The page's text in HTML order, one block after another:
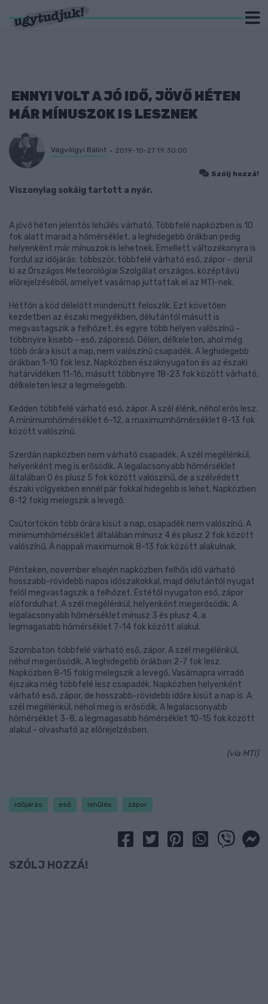
ENNYI VOLT A JÓ IDŐ, JÖVŐ HÉTEN
MÁR MÍNUSZOK IS LESZNEK
Vágvölgyi Bálint 2019-10-27 19:30:00
Szólj hozzá!
Viszonylag sokáig tartott a nyár.
A jövő héten jelentős lehűlés várható. Többfelé napközben is 10
fok alatt marad a hőmérséklet, a leghidegebb órákban pedig
helyenként már mínuszok is lehetnek. Emellett változékonyra is
fordul az időjárás: többször, többfelé várható eső, zápor - derül
ki az Országos Meteorológiai Szolgálat országos, középtávú
előrejelzéséből, amelyet vasárnap juttattak el az MTI-nek.
Hétfőn a köd délelőtt mindenütt feloszlik. Ezt követően
kezdetben az északi megyékben, délutántól másutt is
megvastagszik a felhőzet, és egyre több helyen valószínű -
többnyire kisebb - eső, záporeső. Délen, délkeleten, ahol még
több órára kisüt a nap, nem valószínű csapadék. A leghidegebb
órákban 1-10 fok lesz. Napközben északnyugaton és az északi
határvidéken 11-16, másutt többnyire 18-23 fok között várható,
délkeleten lesz a legmelegebb.
Kedden többfelé várható eső, zápor. A szél élénk, néhol erős lesz.
A minimumhőmérséklet 6-12, a maximumhőmérséklet 8-13 fok
között valószínű.
Szerdán napközben nem várható csapadék. A szél megélénkül,
helyenként meg is erősödik. A legalacsonyabb hőmérséklet
általában 0 és plusz 5 fok között valószínű, de a szélvédett
északi völgyekben ennél pár fokkal hidegebb is lehet. Napközben
8-12 fokig melegszik a levegő.
Csütörtökön több órára kisüt a nap, csapadék nem valószínű. A
minimumhőmérséklet általában mínusz 4 és plusz 2 fok között
valószínű. A nappali maximumok 8-13 fok között alakulnak.
Pénteken, november elsején napközben felhős idő várható
hosszabb-rövidebb napos időszakokkal, majd délutántól nyugat
felől megvastagszik a felhőzet. Estétől nyugaton eső, zápor
előfordulhat. A szél megélénkül, helyenként megerősödik. A
legalacsonyabb hőmérséklet mínusz 3 és plusz 4, a
legmagasabb hőmérséklet 7-14 fok között alakul.
Szombaton többfelé várható eső, zápor. A szél megélénkül,
néhol megerősödik. A leghidegebb órákban 2-7 fok lesz.
Napközben 8-15 fokig melegszik a levegő. Vasárnapra virradó
éjszaka még többfelé lesz csapadék. Napközben helyenként
várható eső, zápor, de hosszabb-rövidebb időre kisüt a nap is. A
szél megélénkül, néhol meg is erősödik. A legalacsonyabb
hőmérséklet 3-8, a legmagasabb hőmérséklet 10-15 fok között
alakul - olvasható az előrejelzésben.
(via MTI)
időjárás eső lehűlés zápor
SZÓLJ HOZZÁ!